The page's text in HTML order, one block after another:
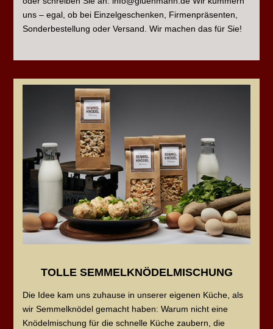
uns – egal, ob bei Einzelgeschenken, Firmenpräsenten,
Sonderbestellung oder Versand. Wir machen das für Sie!
TOLLE SEMMELKNÖDELMISCHUNG
Die Idee kam uns zuhause in unserer eigenen Küche, als
wir Semmelknödel gemacht haben: Warum nicht eine
Knödelmischung für die schnelle Küche zaubern, die